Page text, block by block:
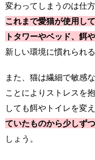
変わってしまうのは仕
これまで愛猫が使用し
トタワーやベッド、餌
新しい環境に慣れられ
また、猫は繊細で敏感
ことによりストレスを
しても餌やトイレを変
ていたものから少しず
しょう。